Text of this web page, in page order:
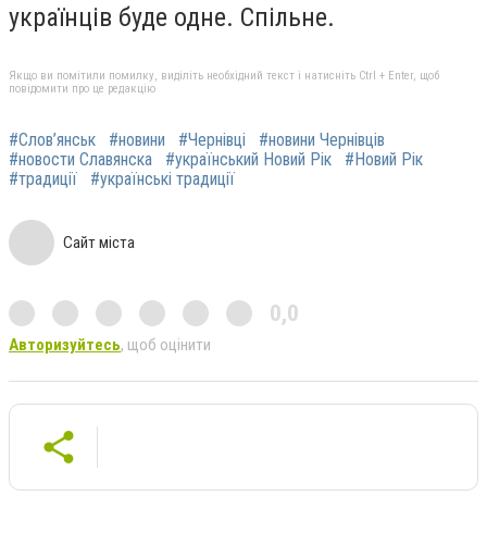
українців буде одне. Спільне.
Якщо ви помітили помилку, виділіть необхідний текст і натисніть Ctrl + Enter, щоб
повідомити про це редакцію
#Слов’янськ #новини #Чернівці
#новини Чернівців
#новости Славянска
#український Новий Рік
#Новий Рік
#традиції
#українські традиції
Сайт міста
0,0
Авторизуйтесь, щоб оцінити